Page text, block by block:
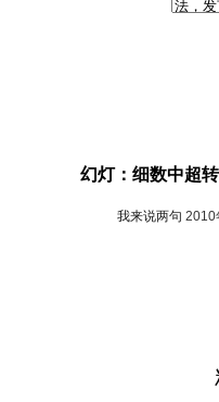
幻灯：细数中超
我来说两句 2010